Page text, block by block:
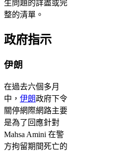
生問題的詳盡或完
整的清單。
政府指示
伊朗
在過去六個多月
中， 伊朗政府下令
關停網際網路主要
是為了回應針對
Mahsa Amini 在警
方拘留期間死亡的